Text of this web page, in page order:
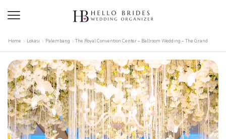
Home Lokasi Palembang The Royal Convention Center – Ballroom Wedding – The Grand